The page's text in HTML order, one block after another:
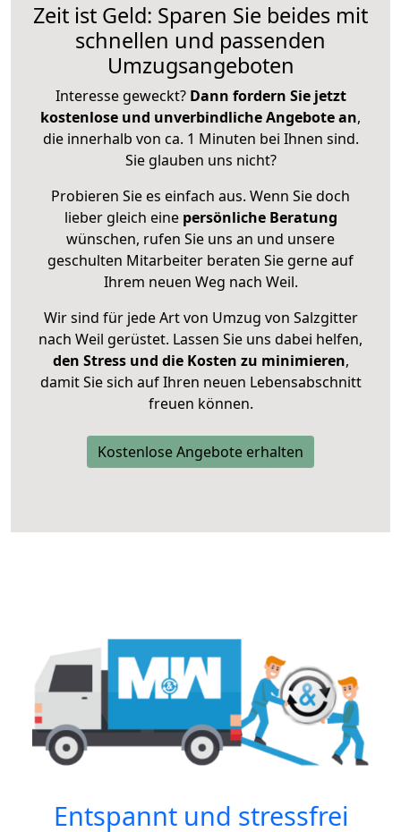
Zeit ist Geld: Sparen Sie beides mit
schnellen und passenden
Umzugsangeboten
Interesse geweckt? Dann fordern Sie jetzt
kostenlose und unverbindliche Angebote an,
die innerhalb von ca. 1 Minuten bei Ihnen sind.
Sie glauben uns nicht?
Probieren Sie es einfach aus. Wenn Sie doch
lieber gleich eine persönliche Beratung
wünschen, rufen Sie uns an und unsere
geschulten Mitarbeiter beraten Sie gerne auf
Ihrem neuen Weg nach Weil.
Wir sind für jede Art von Umzug von Salzgitter
nach Weil gerüstet. Lassen Sie uns dabei helfen,
den Stress und die Kosten zu minimieren,
damit Sie sich auf Ihren neuen Lebensabschnitt
freuen können.
Kostenlose Angebote erhalten
Entspannt und stressfrei